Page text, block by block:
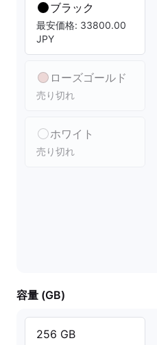
ブラック
最安価格: 33800.00
JPY
ローズゴールド
売り切れ
ホワイト
売り切れ
容量 (GB)
256 GB